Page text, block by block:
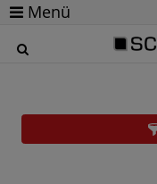
Menü